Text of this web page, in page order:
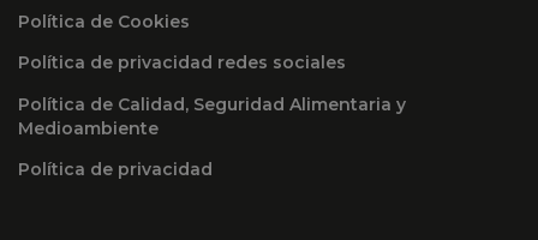
Política de Cookies
Política de privacidad redes sociales
Política de Calidad, Seguridad Alimentaria y
Medioambiente
Política de privacidad